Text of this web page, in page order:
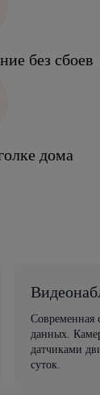
без сбоев
дома
Современная
данных.
датчиками
суток.